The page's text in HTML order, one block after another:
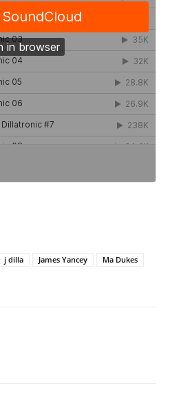
j dilla James Yancey
Ma Dukes